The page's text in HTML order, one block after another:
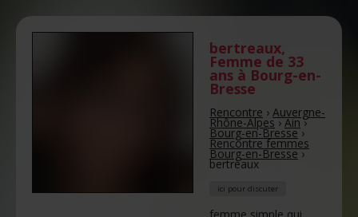
bertreaux,
Femme de 33
ans à Bourg-en-
Bresse
Rencontre › Auvergne-
Rhône-Alpes›Ain›
Bourg-en-Bresse›
Rencontre femmes
Bourg-en-Bresse›
bertreaux
ici pour discuter